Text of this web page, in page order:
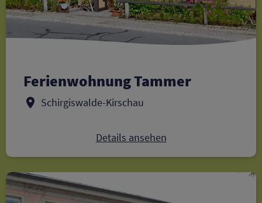
Ferienwohnung Tammer
Schirgiswalde-Kirschau
Details ansehen